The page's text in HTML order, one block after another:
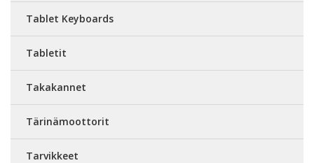
Tablet Keyboards
Tabletit
Takakannet
Tärinämoottorit
Tarvikkeet